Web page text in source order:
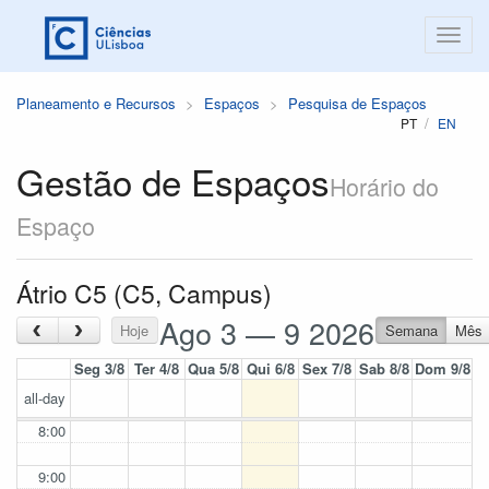
Planeamento e Recursos Espaços Pesquisa de Espaços
PT EN
Gestão de EspaçosHorário do
Espaço
Átrio C5 (C5, Campus)
‹ › Hoje Ago 3 — 9 2026 Semana
Mês
Seg 3/8 Ter 4/8 Qua 5/8 Qui 6/8 Sex 7/8 Sab 8/8 Dom 9/8
all-day
8:00
9:00